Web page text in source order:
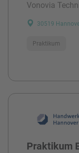
Vonovia
30519
Praktikum
Praktikum